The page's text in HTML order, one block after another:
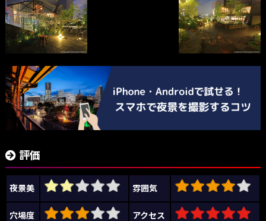
評価
夜景美 雰囲気
穴場度 アクセス